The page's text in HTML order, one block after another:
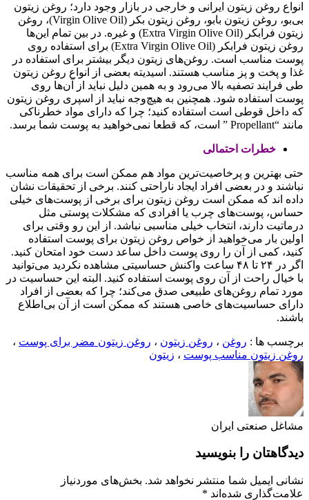
انواع روغن زیتون ایرانی و خارجی در بازار وجود دارد؛ روغن زیتون
بی‌بو، روغن زیتون بابو، روغن زیتون بکر (Virgin Olive Oil)، روغن
زیتون فرابکر (Extra Virgin Olive Oil) و غیره. در بین تمام این‌ها
روغن زیتون فرابکر (Extra Virgin Olive Oil) برای استفاده روی
پوست مناسب است. روغن‌های زیتون دیگر بیشتر برای استفاده در
غذا و پخت و پز مناسب هستند. اسیدیته بعضی از انواع روغن زیتون
طی فرایند تصفیه بالا می‌رود و به همین دلیل نباید از آن‌ها روی
پوست استفاده شود. همچنین به هیچ‌وجه نباید از اسپری روغن زیتون
که داخل قوطی است استفاده کنید؛ چرا که دارای مواد خطرناکی
مانند “Propellant ” است، که قطعا نمی‌خواهید به پوست شما برسد.
خطرات احتمالی
حتی بهترین و پرخاصیت‌ترین مواد هم ممکن است برای همه مناسب
نباشند و در بعضی افراد ایجاد ناراحتی کنند. برخی از تحقیقات نشان
داده اند که ممکن است روغن زیتون برای برخی از پوست‌های خیلی
حساس، پوست‌های چرب یا افرادی که مشکلات پوستی مثل
درماتیت دارند، انتخاب خیلی مناسبی نباشد. از این رو وقتی برای
اولین بار می‌خواهید از خواص روغن زیتون برای پوست استفاده
‌کنید، کمی از آن را روی پوست داخل ساعد دست خود امتحان کنید.
اگر در ۲۴ تا ۴۸ ساعت واکنش حساسیتی مشاهده نکردید می‌توانید
با خیال راحت از آن روی پوست استفاده کنید. البته این حساسیت در
مورد تمام روغن‌های طبیعی صدق می‌کند؛ چرا که بعضی از افراد
دارای حساسیت‌های خاصی هستند که ممکن است از آن بی‌اطلاع
باشند.
برچسب ها : روغن ، روغن زیتون ، روغن زیتون مضر برای پوست ،
روغن زیتون مناسب پوست ، زیتون
مشاغل صنعتی ایران
دیدگاهتان را بنویسید
نشانی ایمیل شما منتشر نخواهد شد. بخش‌های موردنیاز
علامت‌گذاری شده‌اند *